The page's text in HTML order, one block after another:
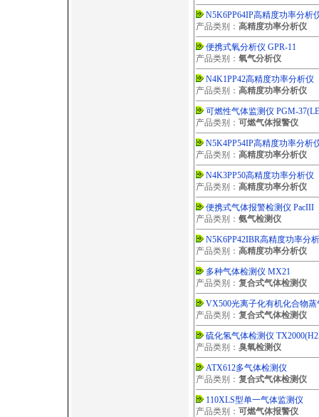
N5K6PP64IP高精度功率分析
产品类别： 高精度功率分析仪
便携式氧分析仪 GPR-11
产品类别： 氧气分析仪
N4K1PP42高精度功率分析仪
产品类别： 高精度功率分析仪
可燃性气体监测仪 PGM-
产品类别： 可燃气体报警仪
N5K4PP54IP高精度功率分析
产品类别： 高精度功率分析仪
N4K3PP50高精度功率分析仪
产品类别： 高精度功率分析仪
便携式气体报警检测仪 PacIII
产品类别： 氨气检测仪
N5K6PP42IBR高精度功率分
产品类别： 高精度功率分析仪
多种气体检测仪 MX21
产品类别： 复合式气体检测仪
VX500光离子化有机化合物
产品类别： 复合式气体检测仪
硫化氢气体检测仪
产品类别： 臭氧检测仪
ATX612多气体检测仪
产品类别： 复合式气体检测仪
110XLS型单一气体监测仪
产品类别： 可燃气体报警仪